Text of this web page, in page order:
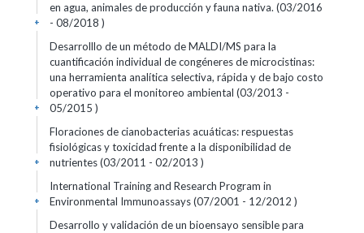
en agua, animales de producción y fauna nativa. (03/2016
- 08/2018 )
+
Desarrolllo de un método de MALDI/MS para la
cuantificación individual de congéneres de microcistinas:
una herramienta analítica selectiva, rápida y de bajo costo
operativo para el monitoreo ambiental (03/2013 -
05/2015 )
+
Floraciones de cianobacterias acuáticas: respuestas
fisiológicas y toxicidad frente a la disponibilidad de
nutrientes (03/2011 - 02/2013 )
+
International Training and Research Program in
Environmental Immunoassays (07/2001 - 12/2012 )
+
Desarrollo y validación de un bioensayo sensible para